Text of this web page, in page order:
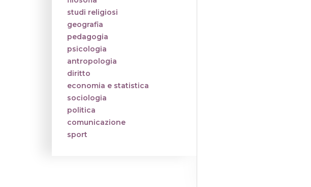
studi religiosi
geografia
pedagogia
psicologia
antropologia
diritto
economia e statistica
sociologia
politica
comunicazione
sport